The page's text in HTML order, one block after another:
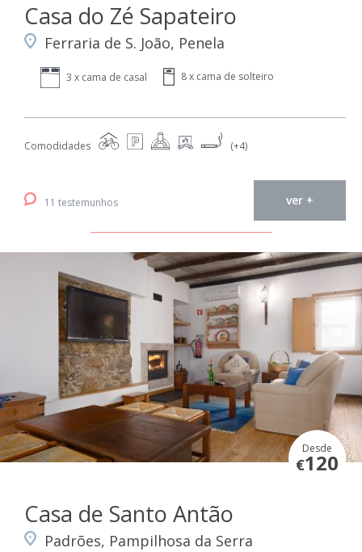
Casa do Zé Sapateiro
Ferraria de S. João, Penela
3 x cama de casal 8 x cama de solteiro
Comodidades (+4)
11 testemunhos ver +
Desde
€120
Casa de Santo Antão
Padrões, Pampilhosa da Serra